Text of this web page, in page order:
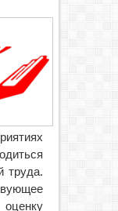
труда.